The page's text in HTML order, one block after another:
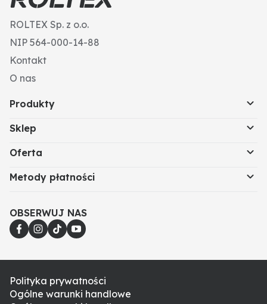
ROLTEX Sp. z o.o.
NIP 564-000-14-88
Kontakt
O nas
Produkty
Sklep
Oferta
Metody płatności
OBSERWUJ NAS
Polityka prywatności
Ogólne warunki handlowe